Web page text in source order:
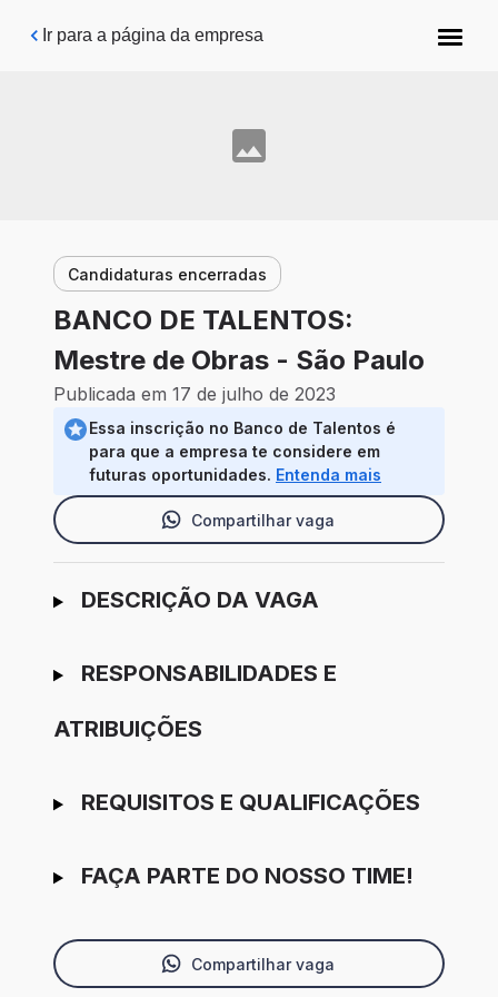
Pular para o conteúdo principal
Ir para a página da empresa
Candidaturas encerradas
BANCO DE TALENTOS:
Mestre de Obras - São Paulo
Publicada em 17 de julho de 2023
Essa inscrição no Banco de Talentos é
para que a empresa te considere em
futuras oportunidades. Entenda mais
Compartilhar vaga
Ir para candidatura
DESCRIÇÃO DA VAGA
RESPONSABILIDADES E
ATRIBUIÇÕES
REQUISITOS E QUALIFICAÇÕES
FAÇA PARTE DO NOSSO TIME!
Compartilhar vaga